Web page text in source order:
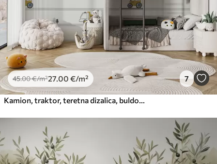
45.00€/m²27 .00 €/m² 7